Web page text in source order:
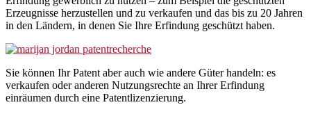
Erzeugnisse herzustellen und zu verkaufen und das bis zu 20 Jahren
in den Ländern, in denen Sie Ihre Erfindung geschützt haben.
Sie können Ihr Patent aber auch wie andere Güter handeln: es
verkaufen oder anderen Nutzungsrechte an Ihrer Erfindung
einräumen durch eine Patentlizenzierung.